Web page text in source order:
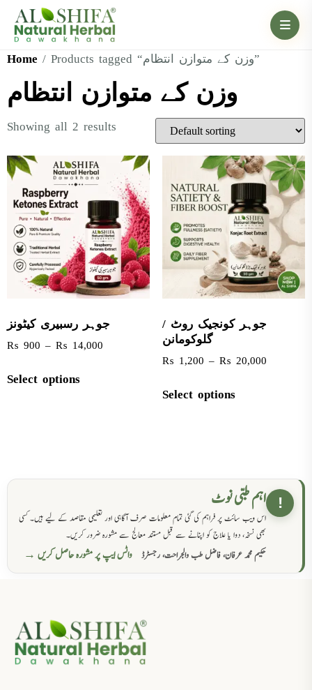
Home / Products tagged “وزن کے متوازن انتظام”
وزن کے متوازن انتظام
Showing all 2 results
جوہر رسبیری کیٹونز
₨ 900 – ₨ 14,000
Select options
جوہر کونجیک روٹ /
گلوکومانن
₨ 1,200 – ₨ 20,000
Select options
! اہم طبی نوٹ
اس ویب سائٹ پر فراہم کی گئی تمام معلومات صرف آگاہی اور تعلیمی مقاصد کے لیے ہیں۔ کسی
بھی نسخہ، دوا یا علاج کو اپنانے سے قبل مستند معالج سے مشورہ ضرور کریں۔
حکیم محمد عرفان، فاضل طب والجراحت، رجسٹرڈ
واٹس ایپ پر مشورہ حاصل کریں →